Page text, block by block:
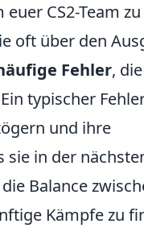
CS2-Team
oft über den
Fehler, die
typischer
und ihre
sie in der
Balance
Kämpfe zu